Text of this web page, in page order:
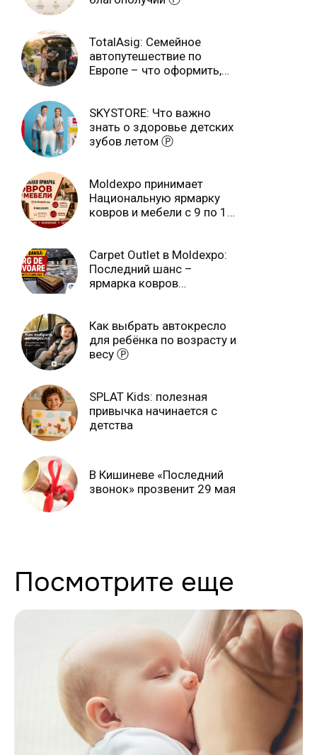
TotalAsig: Семейное
автопутешествие по
Европе – что оформить,
SKYSTORE: Что важно
знать о здоровье детских
зубов летом Ⓟ
Moldexpo принимает
Национальную ярмарку
ковров и мебели с 9 по 14
Carpet Outlet в Moldexpo:
Последний шанс –
ярмарка ковров
Как выбрать автокресло
для ребёнка по возрасту и
весу Ⓟ
SPLAT Kids: полезная
привычка начинается с
детства
В Кишиневе «Последний
звонок» прозвенит 29 мая
Посмотрите еще